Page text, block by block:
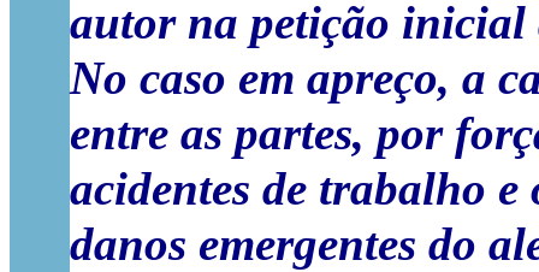
autor na petição inicial
No caso em apreço, a
entre as partes, por
acidentes de trabalho
danos emergentes do